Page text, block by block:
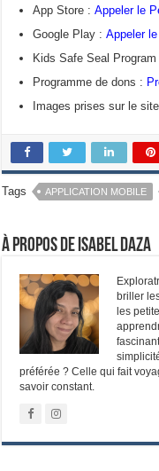
App Store :Appeler le
Google Play :Appeler
Kids Safe Seal
Programme de dons :
Images prises sur le
Tags APPLICATION MOBILE
À propos de Isabel Daza
briller
les
préférée ? Celle qui fait
savoir constant.